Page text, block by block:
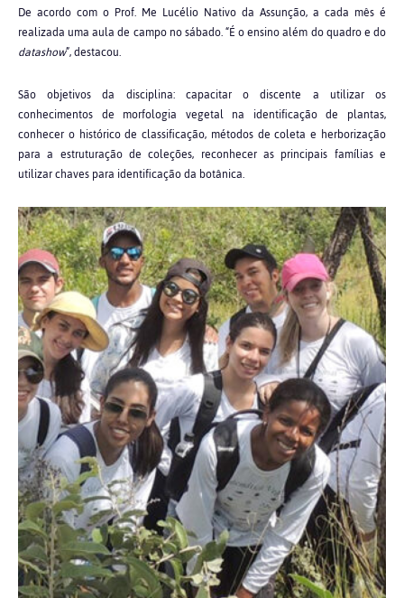
De acordo com o Prof. Me Lucélio Nativo da Assunção, a cada mês é
realizada uma aula de campo no sábado. “É o ensino além do quadro e do
datashow”, destacou.
São objetivos da disciplina: capacitar o discente a utilizar os
conhecimentos de morfologia vegetal na identificação de plantas,
conhecer o histórico de classificação, métodos de coleta e herborização
para a estruturação de coleções, reconhecer as principais famílias e
utilizar chaves para identificação da botânica.